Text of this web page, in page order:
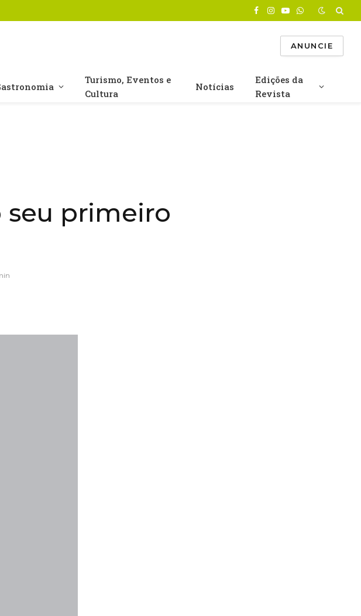
Facebook
Instagram
YouTube
WhatsApp
ANUNCIE
Turismo, Eventos e
Cultura
Notícias
Edições da
Revista
primeiro